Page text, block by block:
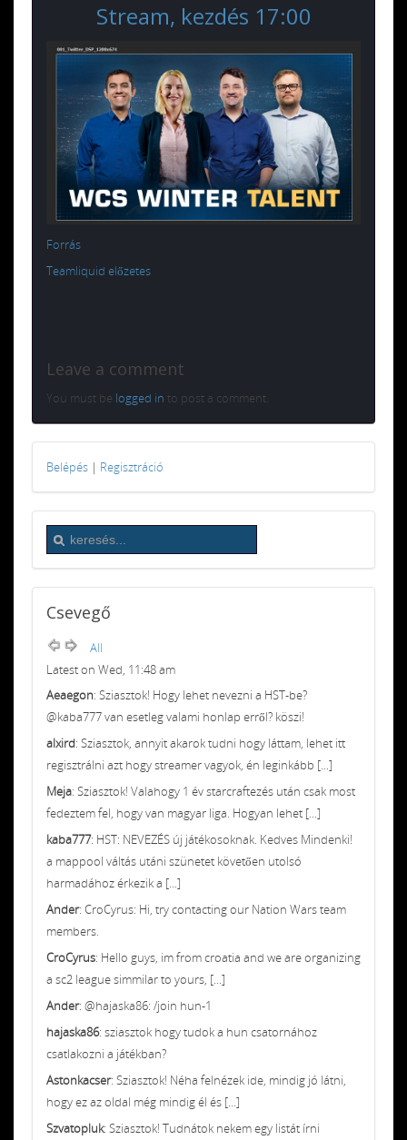
Stream, kezdés 17:00
Forrás
Teamliquid előzetes
Leave a comment
You must be logged in to post a comment.
Belépés | Regisztráció
Csevegő
All
Latest on Wed, 11:48 am
Aeaegon: Sziasztok! Hogy lehet nevezni a HST-be?
@kaba777 van esetleg valami honlap erről? köszi!
alxird: Sziasztok, annyit akarok tudni hogy láttam, lehet itt
regisztrálni azt hogy streamer vagyok, én leginkább [...]
Meja: Sziasztok! Valahogy 1 év starcraftezés után csak most
fedeztem fel, hogy van magyar liga. Hogyan lehet [...]
kaba777: HST: NEVEZÉS új játékosoknak. Kedves Mindenki!
a mappool váltás utáni szünetet követően utolsó
harmadához érkezik a [...]
Ander: CroCyrus: Hi, try contacting our Nation Wars team
members.
CroCyrus: Hello guys, im from croatia and we are organizing
a sc2 league simmilar to yours, [...]
Ander: @hajaska86: /join hun-1
hajaska86: sziasztok hogy tudok a hun csatornához
csatlakozni a játékban?
Astonkacser: Sziasztok! Néha felnézek ide, mindig jó látni,
hogy ez az oldal még mindig él és [...]
Szvatopluk: Sziasztok! Tudnátok nekem egy listát írni